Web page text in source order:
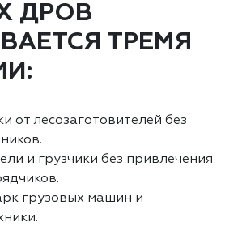
ДРОВ
ТРЕМЯ
от лесозаготовителей без
и грузчики без привлечения
грузовых машин и